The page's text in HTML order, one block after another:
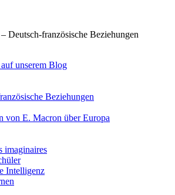
Deutsch-französische Beziehungen
unserem Blog
Beziehungen
von E. Macron über Europa
imaginaires
Intelligenz